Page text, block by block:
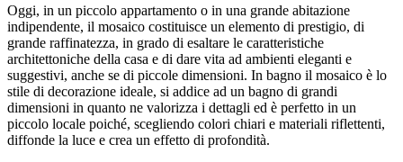
Oggi, in un piccolo appartamento o in una grande abitazione
indipendente, il mosaico costituisce un elemento di prestigio, di
grande raffinatezza, in grado di esaltare le caratteristiche
architettoniche della casa e di dare vita ad ambienti eleganti e
suggestivi, anche se di piccole dimensioni. In bagno il mosaico è lo
stile di decorazione ideale, si addice ad un bagno di grandi
dimensioni in quanto ne valorizza i dettagli ed è perfetto in un
piccolo locale poiché, scegliendo colori chiari e materiali riflettenti,
diffonde la luce e crea un effetto di profondità.